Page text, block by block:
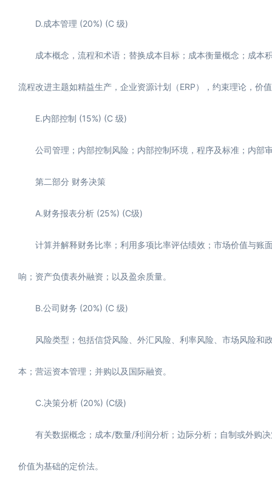
D.成本管理 (20%) (C 级)
成本概念，流程和术语；替换成本目标；成本衡量概念；成本
流程改进主题如精益生产，企业资源计划（ERP），约束理论，价
E.内部控制 (15%) (C 级)
公司管理；内部控制风险；内部控制环境，程序及标准；内部
第二部分 财务决策
A.财务报表分析 (25%) (C级)
计算并解释财务比率；利用多项比率评估绩效；市场价值与账
响；资产负债表外融资；以及盈余质量。
B.公司财务 (20%) (C 级)
风险类型；包括信贷风险、外汇风险、利率风险、市场风险和
本；营运资本管理；并购以及国际融资。
C.决策分析 (20%) (C级)
有关数据概念；成本/数量/利润分析；边际分析；自制或外购决
价值为基础的定价法。